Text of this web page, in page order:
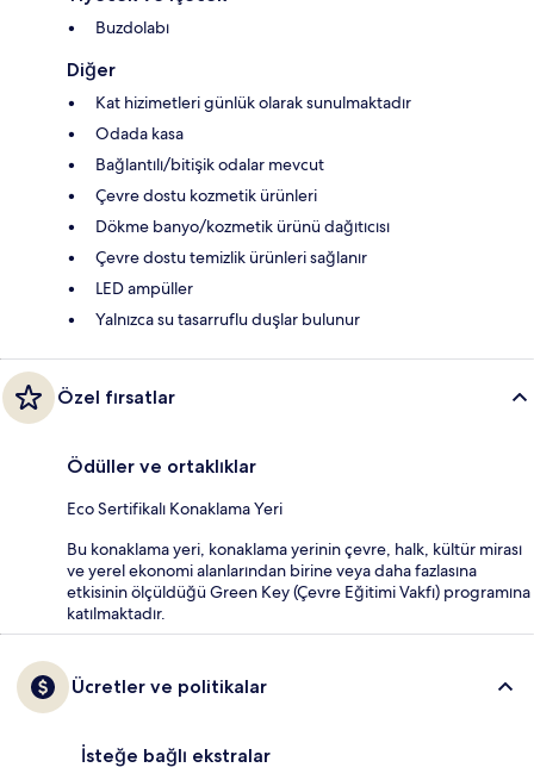
Buzdolabı
Diğer
Kat hizimetleri günlük olarak sunulmaktadır
Odada kasa
Bağlantılı/bitişik odalar mevcut
Çevre dostu kozmetik ürünleri
Dökme banyo/kozmetik ürünü dağıtıcısı
Çevre dostu temizlik ürünleri sağlanır
LED ampüller
Yalnızca su tasarruflu duşlar bulunur
Özel fırsatlar
Ödüller ve ortaklıklar
Eco Sertifikalı Konaklama Yeri
Bu konaklama yeri, konaklama yerinin çevre, halk, kültür mirası
ve yerel ekonomi alanlarından birine veya daha fazlasına
etkisinin ölçüldüğü Green Key (Çevre Eğitimi Vakfı) programına
katılmaktadır.
Ücretler ve politikalar
İsteğe bağlı ekstralar